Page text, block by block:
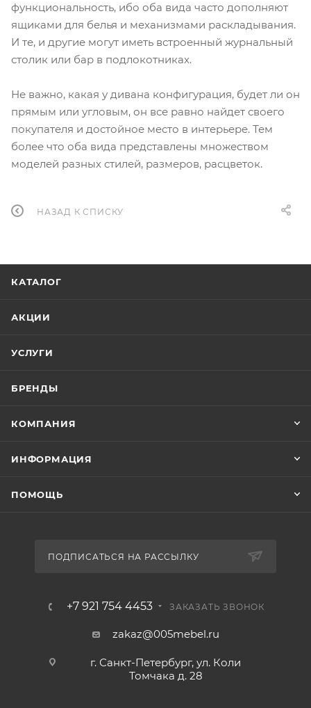
функциональность, ибо оба вида часто дополняют
ящиками для белья и механизмами раскладывания.
И те, и другие могут иметь встроенный журнальный
столик или бар в подлокотниках.
Не важно, какая у дивана конфигурация, будет ли он
прямым или угловым, он все равно найдет своего
покупателя и достойное место в интерьере. Тем
более что оба вида представлены множеством
моделей разных стилей, размеров, расцветок.
НАЗАД К СПИСКУ
КАТАЛОГ
АКЦИИ
УСЛУГИ
БРЕНДЫ
КОМПАНИЯ
ИНФОРМАЦИЯ
ПОМОЩЬ
ПОДПИСАТЬСЯ НА РАССЫЛКУ
+7 921 754 4453 ЗАКАЗАТЬ ЗВОНОК
zakaz@005mebel.ru
г. Санкт-Петербург, ул. Коли
Томчака д. 28